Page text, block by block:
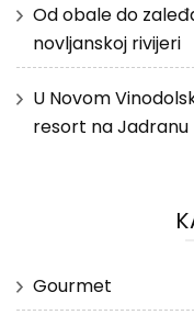
Od obale do
novljanskoj rivijeri
U Novom
resort na Jadranu
Gourmet